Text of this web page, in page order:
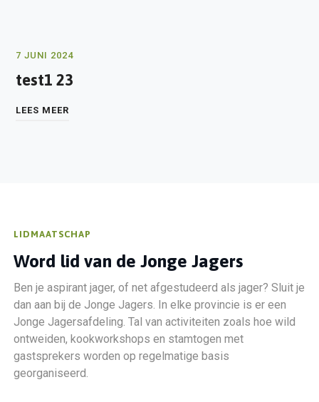
7 JUNI 2024
test1 23
LEES MEER
LIDMAATSCHAP
Word lid van deJonge Jagers
Ben je aspirant jager, of net afgestudeerd als jager? Sluit je
dan aan bij de Jonge Jagers. In elke provincie is er een
Jonge Jagersafdeling. Tal van activiteiten zoals hoe wild
ontweiden, kookworkshops en stamtogen met
gastsprekers worden op regelmatige basis
georganiseerd.